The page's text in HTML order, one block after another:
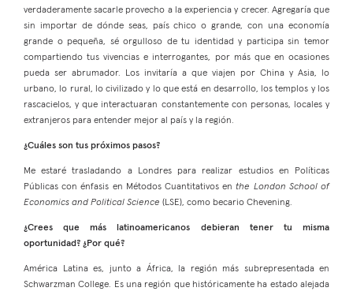
verdaderamente sacarle provecho a la experiencia y crecer. Agregaría que
sin importar de dónde seas, país chico o grande, con una economía
grande o pequeña, sé orgulloso de tu identidad y participa sin temor
compartiendo tus vivencias e interrogantes, por más que en ocasiones
pueda ser abrumador. Los invitaría a que viajen por China y Asia, lo
urbano, lo rural, lo civilizado y lo que está en desarrollo, los templos y los
rascacielos, y que interactuaran constantemente con personas, locales y
extranjeros para entender mejor al país y la región.
¿Cuáles son tus próximos pasos?
Me estaré trasladando a Londres para realizar estudios en Políticas
Públicas con énfasis en Métodos Cuantitativos enthe London School of
Economics and Political Science (LSE), como becario Chevening.
¿Crees que más latinoamericanos debieran tener tu misma
oportunidad? ¿Por qué?
América Latina es, junto a África, la región más subrepresentada en
Schwarzman College. Es una región que históricamente ha estado alejada